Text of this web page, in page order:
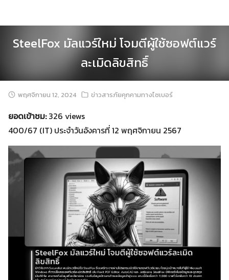
SteelFox มัลแวร์ใหม่ โจมตีผู้ใช้ซอฟต์แวร์
ละเมิดลิขสิทธิ์
พฤศจิกายน 12, 2024 ข่าวสารภัยคุกคามทางไซเบอร์
ยอดเข้าชม:326 views
400/67 (IT) ประจำวันอังคารที่ 12 พฤศจิกายน 2567